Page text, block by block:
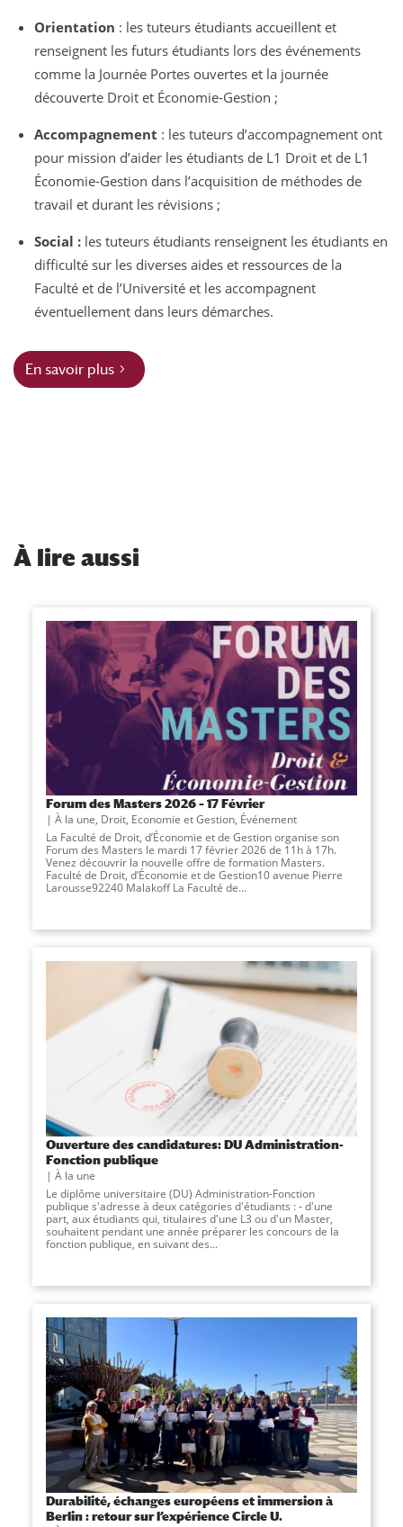
Orientation : les tuteurs étudiants accueillent et
renseignent les futurs étudiants lors des événements
comme la Journée Portes ouvertes et la journée
découverte Droit et Économie-Gestion ;
Accompagnement : les tuteurs d’accompagnement ont
pour mission d’aider les étudiants de L1 Droit et de L1
Économie-Gestion dans l’acquisition de méthodes de
travail et durant les révisions ;
Social : les tuteurs étudiants renseignent les étudiants en
difficulté sur les diverses aides et ressources de la
Faculté et de l’Université et les accompagnent
éventuellement dans leurs démarches.
En savoir plus
À lire aussi
Forum des Masters 2026 – 17 Février
À la une, Droit, Economie et Gestion, Événement
La Faculté de Droit, d’Économie et de Gestion organise son
Forum des Masters le mardi 17 février 2026 de 11h à 17h.
Venez découvrir la nouvelle offre de formation Masters.
Faculté de Droit, d’Économie et de Gestion10 avenue Pierre
Larousse92240 Malakoff La Faculté de...
Ouverture des candidatures: DU Administration-
Fonction publique
À la une
Le diplôme universitaire (DU) Administration-Fonction
publique s'adresse à deux catégories d'étudiants : - d'une
part, aux étudiants qui, titulaires d'une L3 ou d'un Master,
souhaitent pendant une année préparer les concours de la
fonction publique, en suivant des...
Durabilité, échanges européens et immersion à
Berlin : retour sur l’expérience Circle U.